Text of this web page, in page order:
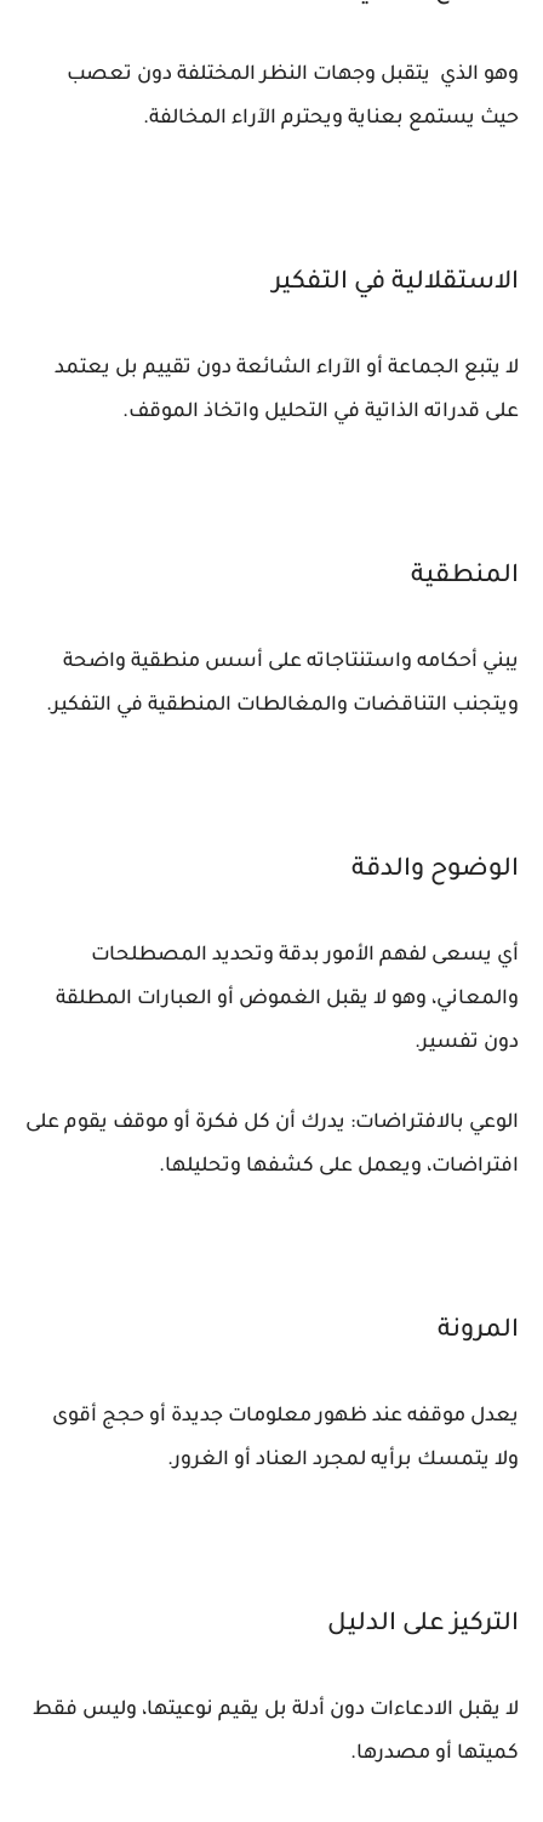
وهو الذي يتقبل وجهات النظر المختلفة دون تعصب
حيث يستمع بعناية ويحترم الآراء المخالفة.
الاستقلالية في التفكير
لا يتبع الجماعة أو الآراء الشائعة دون تقييم بل يعتمد
على قدراته الذاتية في التحليل واتخاذ الموقف.
المنطقية
يبني أحكامه واستنتاجاته على أسس منطقية واضحة
ويتجنب التناقضات والمغالطات المنطقية في التفكير.
الوضوح والدقة
أي يسعى لفهم الأمور بدقة وتحديد المصطلحات
والمعاني، وهو لا يقبل الغموض أو العبارات المطلقة
دون تفسير.
الوعي بالافتراضات: يدرك أن كل فكرة أو موقف يقوم على
افتراضات، ويعمل على كشفها وتحليلها.
المرونة
يعدل موقفه عند ظهور معلومات جديدة أو حجج أقوى
ولا يتمسك برأيه لمجرد العناد أو الغرور.
التركيز على الدليل
لا يقبل الادعاءات دون أدلة بل يقيم نوعيتها، وليس فقط
كميتها أو مصدرها.